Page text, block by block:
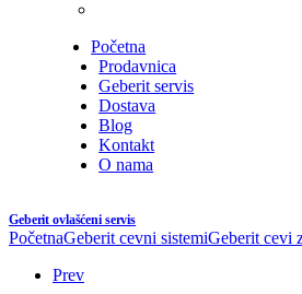
Početna
Prodavnica
Geberit servis
Dostava
Blog
Kontakt
O nama
Geberit ovlašćeni servis
PočetnaGeberit cevni sistemiGeberit cevi
Prev